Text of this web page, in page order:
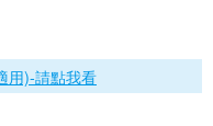
用)-請點我看